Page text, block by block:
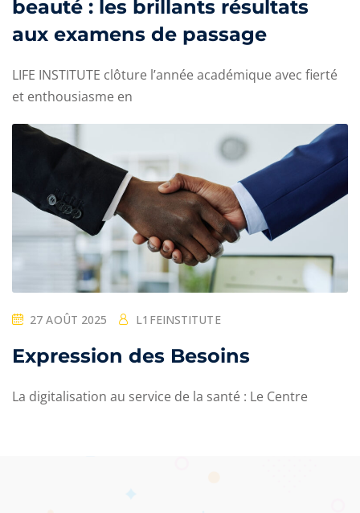
beauté : les brillants résultats
aux examens de passage
LIFE INSTITUTE clôture l’année académique avec fierté
et enthousiasme en
27 AOÛT 2025 L1FEINSTITUTE
Expression des Besoins
La digitalisation au service de la santé : Le Centre